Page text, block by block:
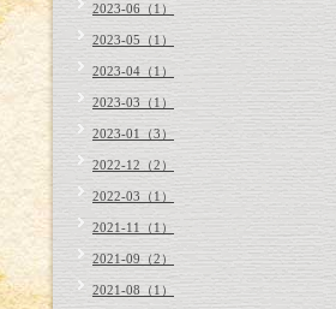
2023-06（1）
2023-05（1）
2023-04（1）
2023-03（1）
2023-01（3）
2022-12（2）
2022-03（1）
2021-11（1）
2021-09（2）
2021-08（1）